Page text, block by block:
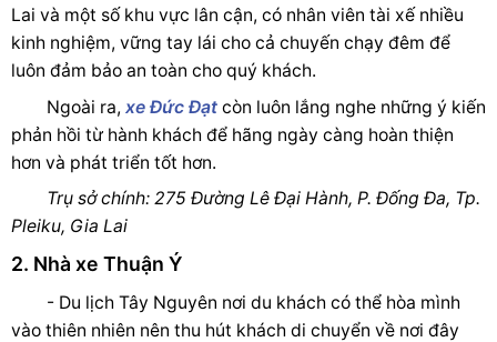
Lai và một số khu vực lân cận, có nhân viên tài xế nhiều
kinh nghiệm, vững tay lái cho cả chuyến chạy đêm để
luôn đảm bảo an toàn cho quý khách.
Ngoài ra, xe Đức Đạt còn luôn lắng nghe những ý kiến
phản hồi từ hành khách để hãng ngày càng hoàn thiện
hơn và phát triển tốt hơn.
Trụ sở chính: 275 Đường Lê Đại Hành, P. Đống Đa, Tp.
Pleiku, Gia Lai
2. Nhà xe Thuận Ý
- Du lịch Tây Nguyên nơi du khách có thể hòa mình
vào thiên nhiên nên thu hút khách di chuyển về nơi đây